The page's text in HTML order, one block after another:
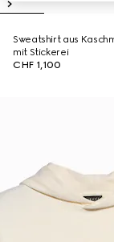
Sweatshirt aus
mit Stickerei
CHF 1,100